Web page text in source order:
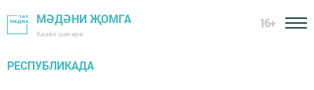
МӘДӘНИ ҖОМГА
Казан шәһәре
16+
РЕСПУБЛИКАДА